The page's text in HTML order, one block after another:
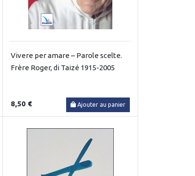
Vivere per amare – Parole scelte.
Frère Roger, di Taizé 1915-2005
8,50 € Ajouter au panier